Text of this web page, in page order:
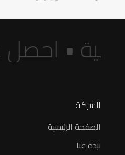
•
الشركة
الصفحة الرئيسية
نبذة عنا